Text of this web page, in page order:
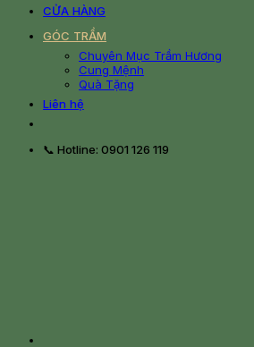
CỬA HÀNG
GÓC TRẦM
Chuyên Mục Trầm Hương
Cung Mệnh
Quà Tặng
Liên hệ
📞 Hotline: 0901 126 119